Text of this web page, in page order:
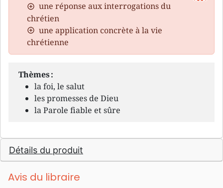
une réponse aux interrogations du
chrétien
une application concrète à la vie
chrétienne
Thèmes :
la foi, le salut
les promesses de Dieu
la Parole fiable et sûre
Détails du produit
Avis du libraire